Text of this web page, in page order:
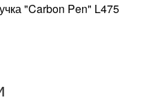
"Carbon Pen" L475